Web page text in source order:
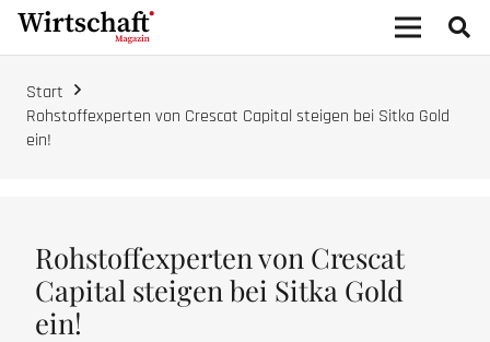
Start
Rohstoffexperten von Crescat Capital steigen bei Sitka Gold
ein!
Rohstoffexperten von Crescat
Capital steigen bei Sitka Gold
ein!